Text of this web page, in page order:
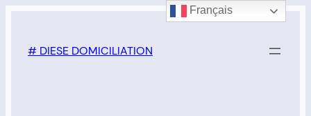
contenu
# DIESE DOMICILIATION
Français